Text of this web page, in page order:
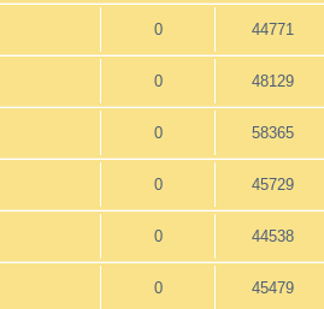
0 44771
0 48129
0 58365
0 45729
0 44538
0 45479